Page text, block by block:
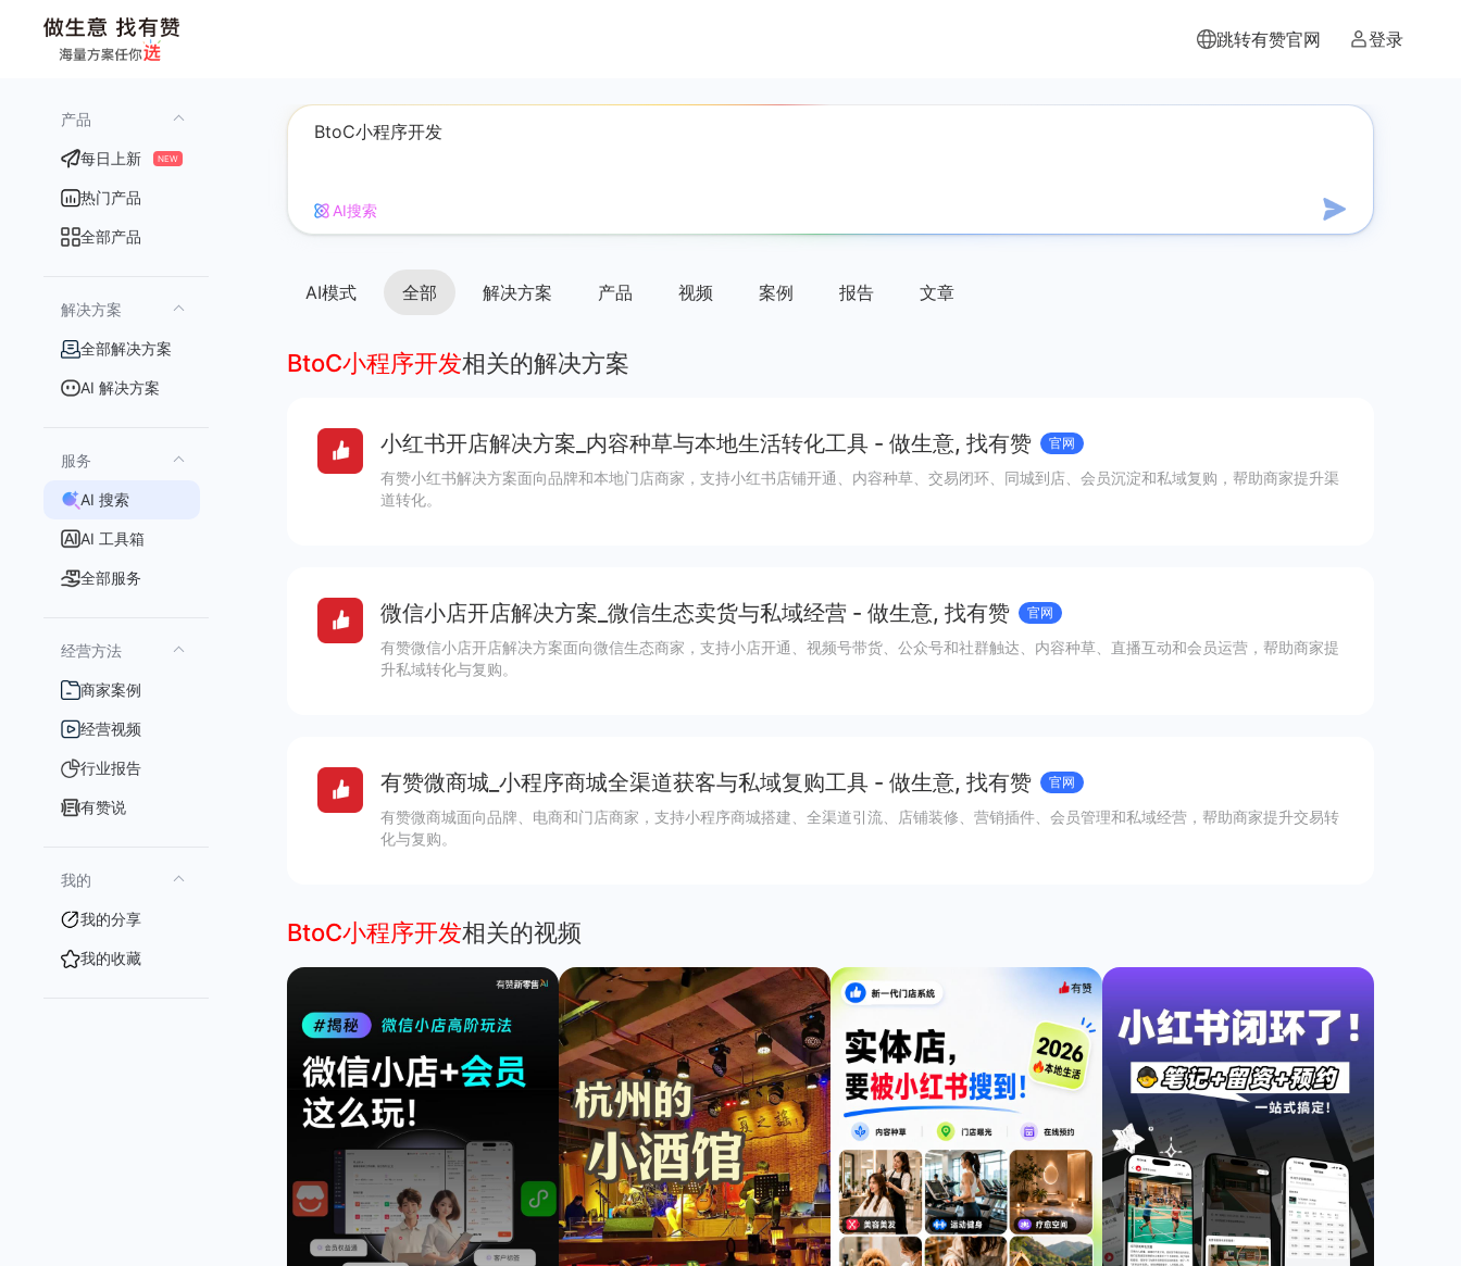
跳转有赞官网 登录
产品
每日上新 NEW
热门产品
全部产品
解决方案
全部解决方案
AI 解决方案
服务
AI 搜索
AI 工具箱
全部服务
经营方法
商家案例
经营视频
行业报告
有赞说
我的
我的分享
我的收藏
AI搜索
AI模式 全部 解决方案 产品 视频 案例 报告 文章
BtoC小程序开发相关的解决方案
小红书开店解决方案_内容种草与本地生活转化工具 - 做生意, 找有赞 官网
有赞小红书解决方案面向品牌和本地门店商家，支持小红书店铺开通、内容种草、交易闭环、同城到店、会员沉淀和私域复购，帮助商家提升渠
道转化。
微信小店开店解决方案_微信生态卖货与私域经营 - 做生意, 找有赞 官网
有赞微信小店开店解决方案面向微信生态商家，支持小店开通、视频号带货、公众号和社群触达、内容种草、直播互动和会员运营，帮助商家提
升私域转化与复购。
有赞微商城_小程序商城全渠道获客与私域复购工具 - 做生意, 找有赞 官网
有赞微商城面向品牌、电商和门店商家，支持小程序商城搭建、全渠道引流、店铺装修、营销插件、会员管理和私域经营，帮助商家提升交易转
化与复购。
BtoC小程序开发相关的视频